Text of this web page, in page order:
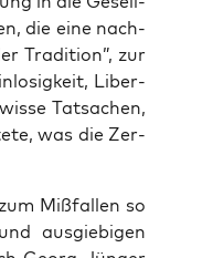
die eine nach­
Tra­di­ti­on”, zur
Liber­
Tat­sa­chen,
was die Zer­
Miß­fal­len so
aus­gie­bi­gen